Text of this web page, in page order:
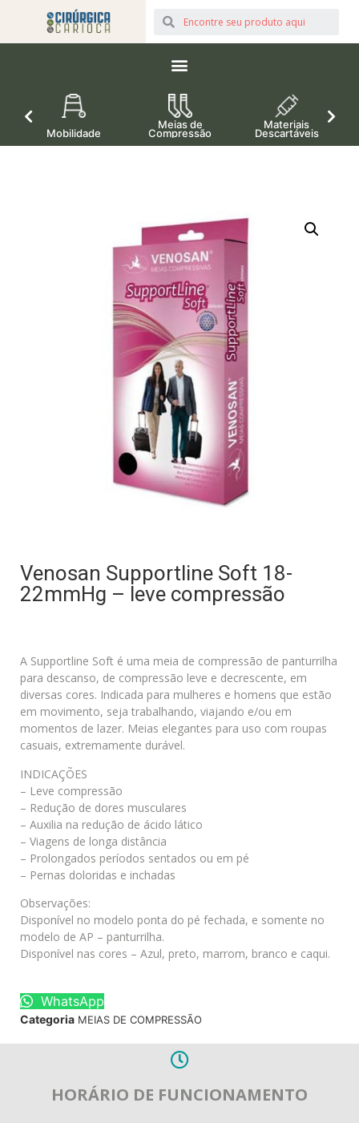
Mobilidade
Meias de
Compressão
Materiais
Descartáveis
Venosan Supportline Soft 18-
22mmHg – leve compressão
A Supportline Soft é uma meia de compressão de panturrilha
para descanso, de compressão leve e decrescente, em
diversas cores. Indicada para mulheres e homens que estão
em movimento, seja trabalhando, viajando e/ou em
momentos de lazer. Meias elegantes para uso com roupas
casuais, extremamente durável.
INDICAÇÕES
– Leve compressão
– Redução de dores musculares
– Auxilia na redução de ácido lático
– Viagens de longa distância
– Prolongados períodos sentados ou em pé
– Pernas doloridas e inchadas
Observações:
Disponível no modelo ponta do pé fechada, e somente no
modelo de AP – panturrilha.
Disponível nas cores – Azul, preto, marrom, branco e caqui.
WhatsApp
Categoria MEIAS DE COMPRESSÃO
HORÁRIO DE FUNCIONAMENTO